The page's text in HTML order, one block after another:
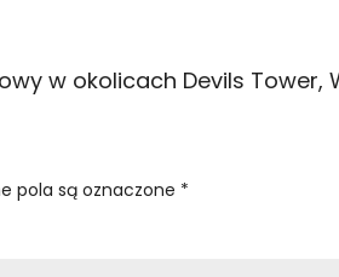
w okolicach Devils Tower,
pola są oznaczone *